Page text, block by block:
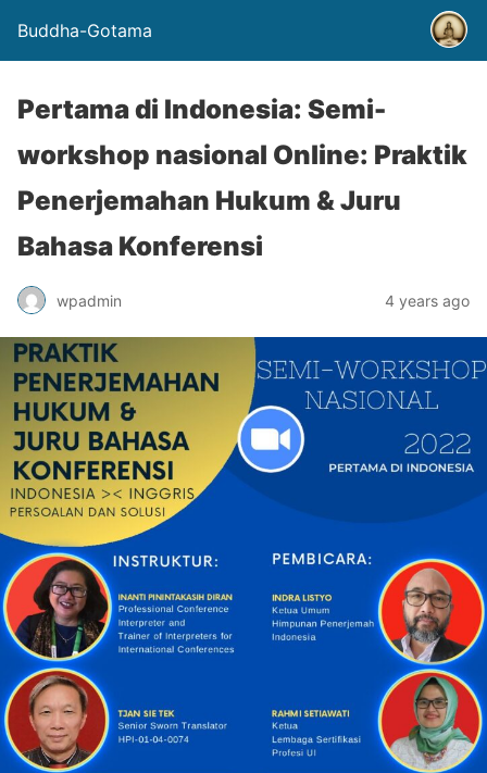
Buddha-Gotama
Pertama di Indonesia: Semi-
workshop nasional Online: Praktik
Penerjemahan Hukum & Juru
Bahasa Konferensi
wpadmin 4 years ago